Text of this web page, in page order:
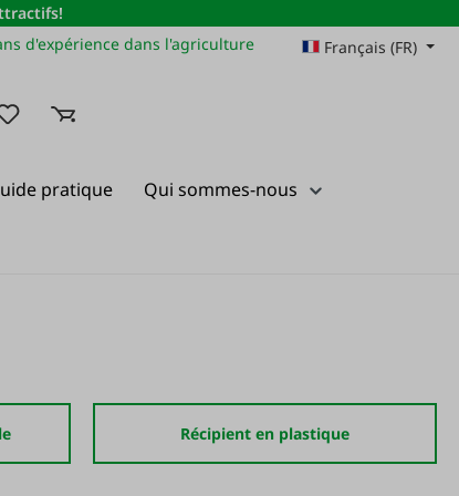
d'expérience dans l'agriculture Français (FR)
Vous avez 0 articles dans votre liste de souhaits
pratique Qui sommes-nous
Récipient en plastique